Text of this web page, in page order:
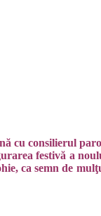
cu consilierul
festivă a
ca semn de